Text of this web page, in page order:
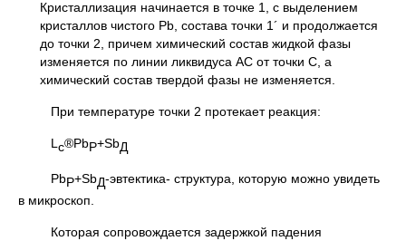
Кристаллизация начинается в точке 1, с выделением
кристаллов чистого Pb, состава точки 1´ и продолжается
до точки 2, причем химический состав жидкой фазы
изменяется по линии ликвидуса АС от точки С, а
химический состав твердой фазы не изменяется.
При температуре точки 2 протекает реакция:
L c®PbР+SbД
PbР+SbД-эвтектика- структура, которую можно увидеть
в микроскоп.
Которая сопровождается задержкой падения